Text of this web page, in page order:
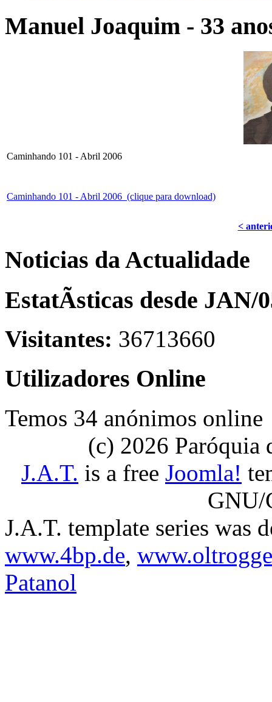
Manuel Joaquim - 33
Caminhando 101 - Abril 2006
Caminhando 101 - Abril 2006 (clique para download)
<
Noticias da Actualidade
EstatÃ­sticas desde JAN/
Visitantes: 36713660
Utilizadores Online
Temos 34 anónimos online
(c) 2026 Paróquia
J.A.T. is a free Joomla!
GNU/
J.A.T. template series was
www.4bp.de,
Patanol